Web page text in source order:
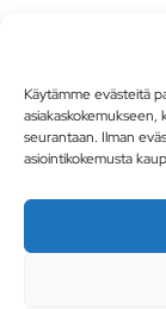
Käytämme evästeitä
seurantaan. Ilman
asiointikokemusta